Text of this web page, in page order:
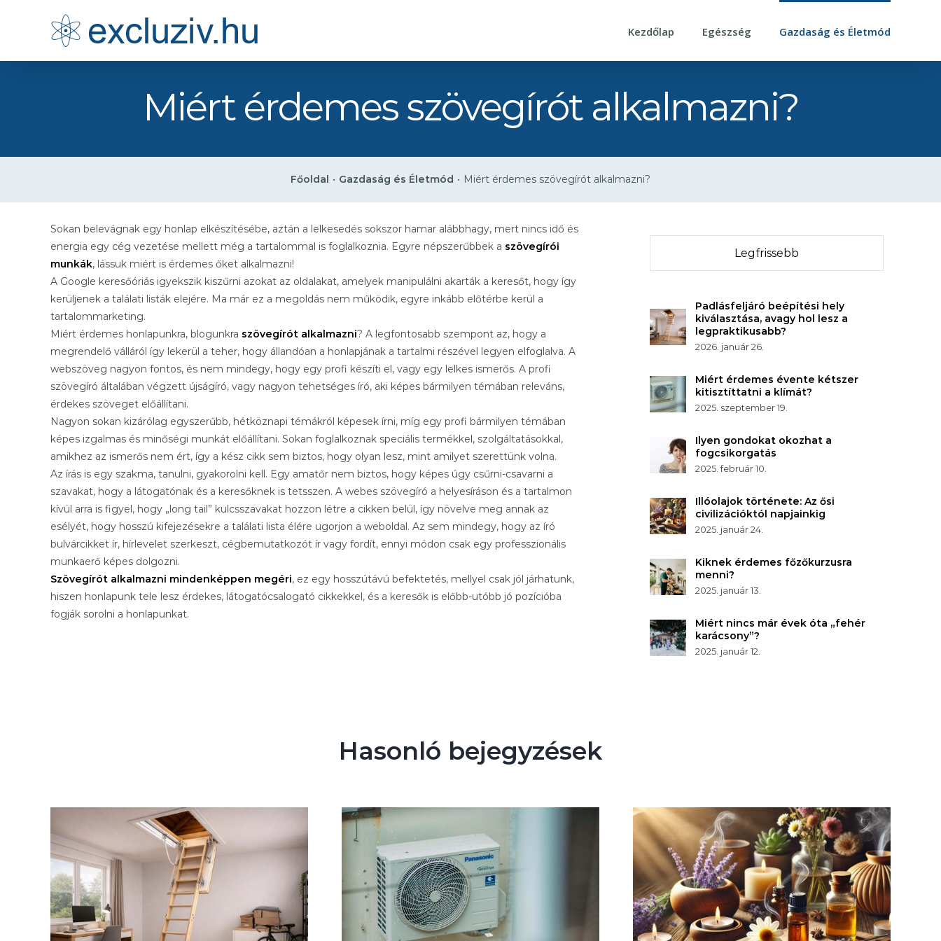
Kezdőlap Egészség Gazdaság és Életmód
Miért érdemes szövegírót alkalmazni?
Főoldal • Gazdaság és Életmód • Miért érdemes szövegírót alkalmazni?
Sokan belevágnak egy honlap elkészítésébe, aztán a lelkesedés sokszor hamar alábbhagy, mert nincs idő és
energia egy cég vezetése mellett még a tartalommal is foglalkoznia. Egyre népszerűbbek a szövegírói
munkák, lássuk miért is érdemes őket alkalmazni!
A Google keresőóriás igyekszik kiszűrni azokat az oldalakat, amelyek manipulálni akarták a keresőt, hogy így
kerüljenek a találati listák elejére. Ma már ez a megoldás nem működik, egyre inkább előtérbe kerül a
tartalommarketing.
Miért érdemes honlapunkra, blogunkra szövegírót alkalmazni? A legfontosabb szempont az, hogy a
megrendelő válláról így lekerül a teher, hogy állandóan a honlapjának a tartalmi részével legyen elfoglalva. A
webszöveg nagyon fontos, és nem mindegy, hogy egy profi készíti el, vagy egy lelkes ismerős. A profi
szövegíró általában végzett újságíró, vagy nagyon tehetséges író, aki képes bármilyen témában releváns,
érdekes szöveget előállítani.
Nagyon sokan kizárólag egyszerűbb, hétköznapi témákról képesek írni, míg egy profi bármilyen témában
képes izgalmas és minőségi munkát előállítani. Sokan foglalkoznak speciális termékkel, szolgáltatásokkal,
amikhez az ismerős nem ért, így a kész cikk sem biztos, hogy olyan lesz, mint amilyet szerettünk volna.
Az írás is egy szakma, tanulni, gyakorolni kell. Egy amatőr nem biztos, hogy képes úgy csűrni-csavarni a
szavakat, hogy a látogatónak és a keresőknek is tetsszen. A webes szövegíró a helyesíráson és a tartalmon
kívül arra is figyel, hogy „long tail” kulcsszavakat hozzon létre a cikken belül, így növelve meg annak az
esélyét, hogy hosszú kifejezésekre a találati lista élére ugorjon a weboldal. Az sem mindegy, hogy az író
bulvárcikket ír, hírlevelet szerkeszt, cégbemutatkozót ír vagy fordít, ennyi módon csak egy professzionális
munkaerő képes dolgozni.
Szövegírót alkalmazni mindenképpen megéri, ez egy hosszútávú befektetés, mellyel csak jól járhatunk,
hiszen honlapunk tele lesz érdekes, látogatócsalogató cikkekkel, és a keresők is előbb-utóbb jó pozícióba
fogják sorolni a honlapunkat.
Legfrissebb
Padlásfeljáró beépítési hely
kiválasztása, avagy hol lesz a
legpraktikusabb?
2026. január 26.
Miért érdemes évente kétszer
kitisztíttatni a klímát?
2025. szeptember 19.
Ilyen gondokat okozhat a
fogcsikorgatás
2025. február 10.
Illóolajok története: Az ősi
civilizációktól napjainkig
2025. január 24.
Kiknek érdemes főzőkurzusra
menni?
2025. január 13.
Miért nincs már évek óta „fehér
karácsony”?
2025. január 12.
Hasonló bejegyzések